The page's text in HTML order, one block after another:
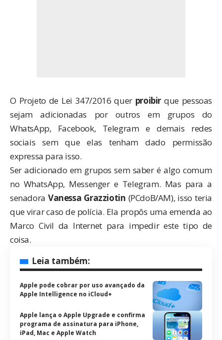
O Projeto de Lei 347/2016 quer proibir que pessoas
sejam adicionadas por outros em grupos do
WhatsApp, Facebook, Telegram e demais redes
sociais sem que elas tenham dado permissão
expressa para isso.
Ser adicionado em grupos sem saber é algo comum
no WhatsApp, Messenger e Telegram. Mas para a
senadora Vanessa Grazziotin (PCdoB/AM), isso teria
que virar caso de polícia. Ela propôs uma emenda ao
Marco Civil da Internet para impedir este tipo de
coisa.
Leia também:
Apple pode cobrar por uso avançado da
Apple Intelligence no iCloud+
Apple lança o Apple Upgrade e confirma
programa de assinatura para iPhone,
iPad, Mac e Apple Watch